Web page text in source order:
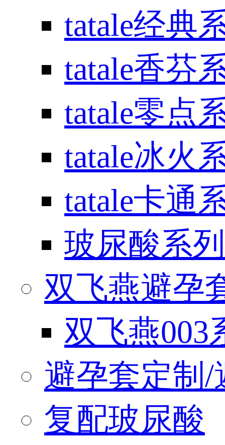
tatale经典
tatale香芬
tatale零点
tatale冰火
tatale卡通
玻尿酸系列
双飞燕避孕
双飞燕003
避孕套定制/
复配玻尿酸